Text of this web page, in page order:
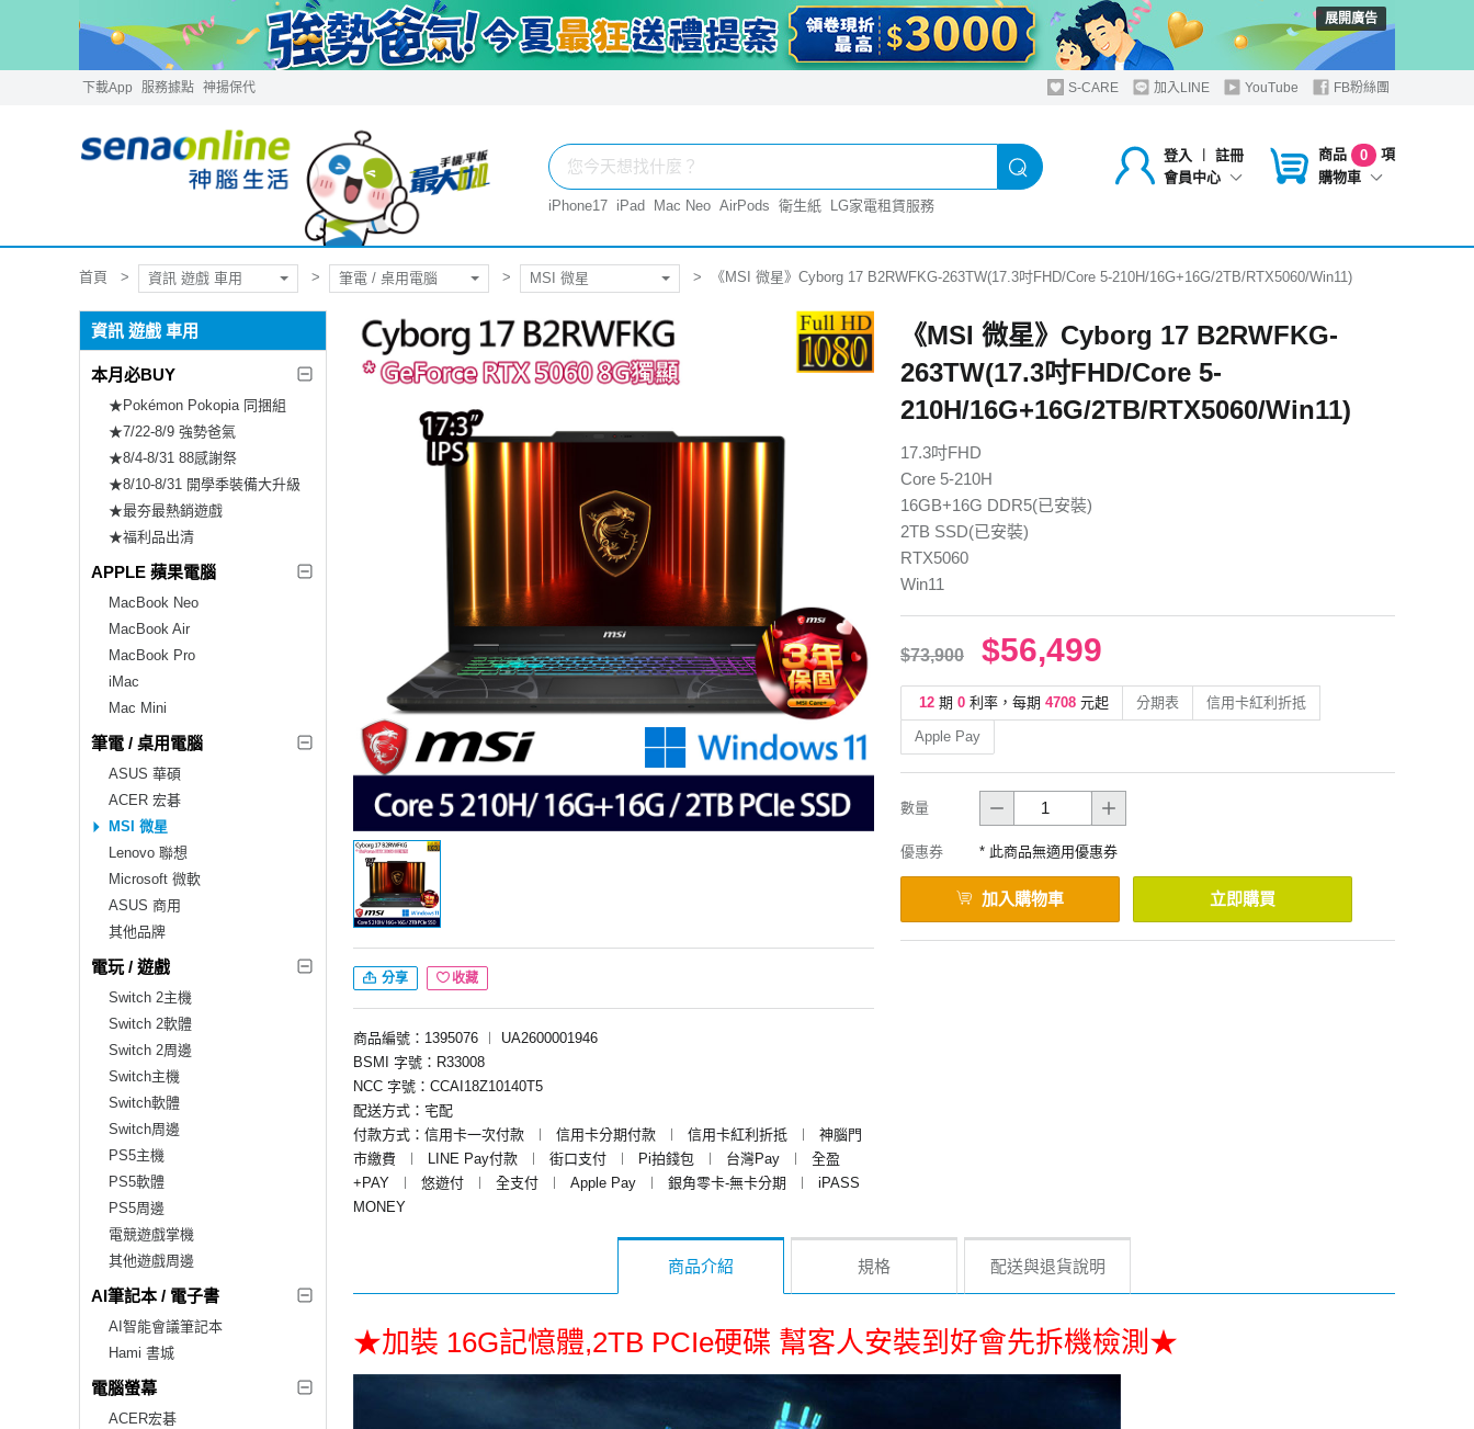
展開廣告
下載App 服務據點 神揚保代 S-CARE 加入LINE YouTube FB粉絲團
登入 ︱
註冊
會員中心
商品 0
項
購物車
iPhone17 iPad Mac Neo AirPods 衛生紙 LG家電租賃服務
首頁 資訊 遊戲 車用 筆電 / 桌用電腦 MSI 微星 《MSI 微星》Cyborg 17 B2RWFKG-263TW(17.3吋FHD/Core 5-210H/16G+16G/2TB/RTX5060/Win11)
資訊 遊戲 車用
本月必BUY
★Pokémon Pokopia 同捆組
★7/22-8/9 強勢爸氣
★8/4-8/31 88感謝祭
★8/10-8/31 開學季裝備大升級
★最夯最熱銷遊戲
★福利品出清
APPLE 蘋果電腦
MacBook Neo
MacBook Air
MacBook Pro
iMac
Mac Mini
筆電 / 桌用電腦
ASUS 華碩
ACER 宏碁
MSI 微星
Lenovo 聯想
Microsoft 微軟
ASUS 商用
其他品牌
電玩 / 遊戲
Switch 2主機
Switch 2軟體
Switch 2周邊
Switch主機
Switch軟體
Switch周邊
PS5主機
PS5軟體
PS5周邊
電競遊戲掌機
其他遊戲周邊
AI筆記本 / 電子書
AI智能會議筆記本
Hami 書城
電腦螢幕
ACER宏碁
分享 收藏
商品編號：1395076 ︱
UA2600001946
BSMI 字號：R33008
NCC 字號：CCAI18Z10140T5
配送方式：宅配
付款方式：信用卡一次付款
︱ 信用卡分期付款 ︱ 信用卡紅利折抵 ︱
神腦門
市繳費
︱ LINE Pay付款 ︱ 街口支付 ︱ Pi拍錢包 ︱ 台灣Pay ︱
全盈
+PAY
︱ 悠遊付 ︱ 全支付 ︱ Apple Pay ︱ 銀角零卡-無卡分期 ︱
iPASS
MONEY
《MSI 微星》Cyborg 17 B2RWFKG-
263TW(17.3吋FHD/Core 5-
210H/16G+16G/2TB/RTX5060/Win11)
17.3吋FHD
Core 5-210H
16GB+16G DDR5(已安裝)
2TB SSD(已安裝)
RTX5060
Win11
$73,900 $56,499
12 期 0 利率，每期 4708 元起 分期表 信用卡紅利折抵
Apple Pay
數量
優惠券 * 此商品無適用優惠券
加入購物車 立即購買
商品介紹 規格 配送與退貨說明
★加裝 16G記憶體,2TB PCIe硬碟 幫客人安裝到好會先拆機檢測★